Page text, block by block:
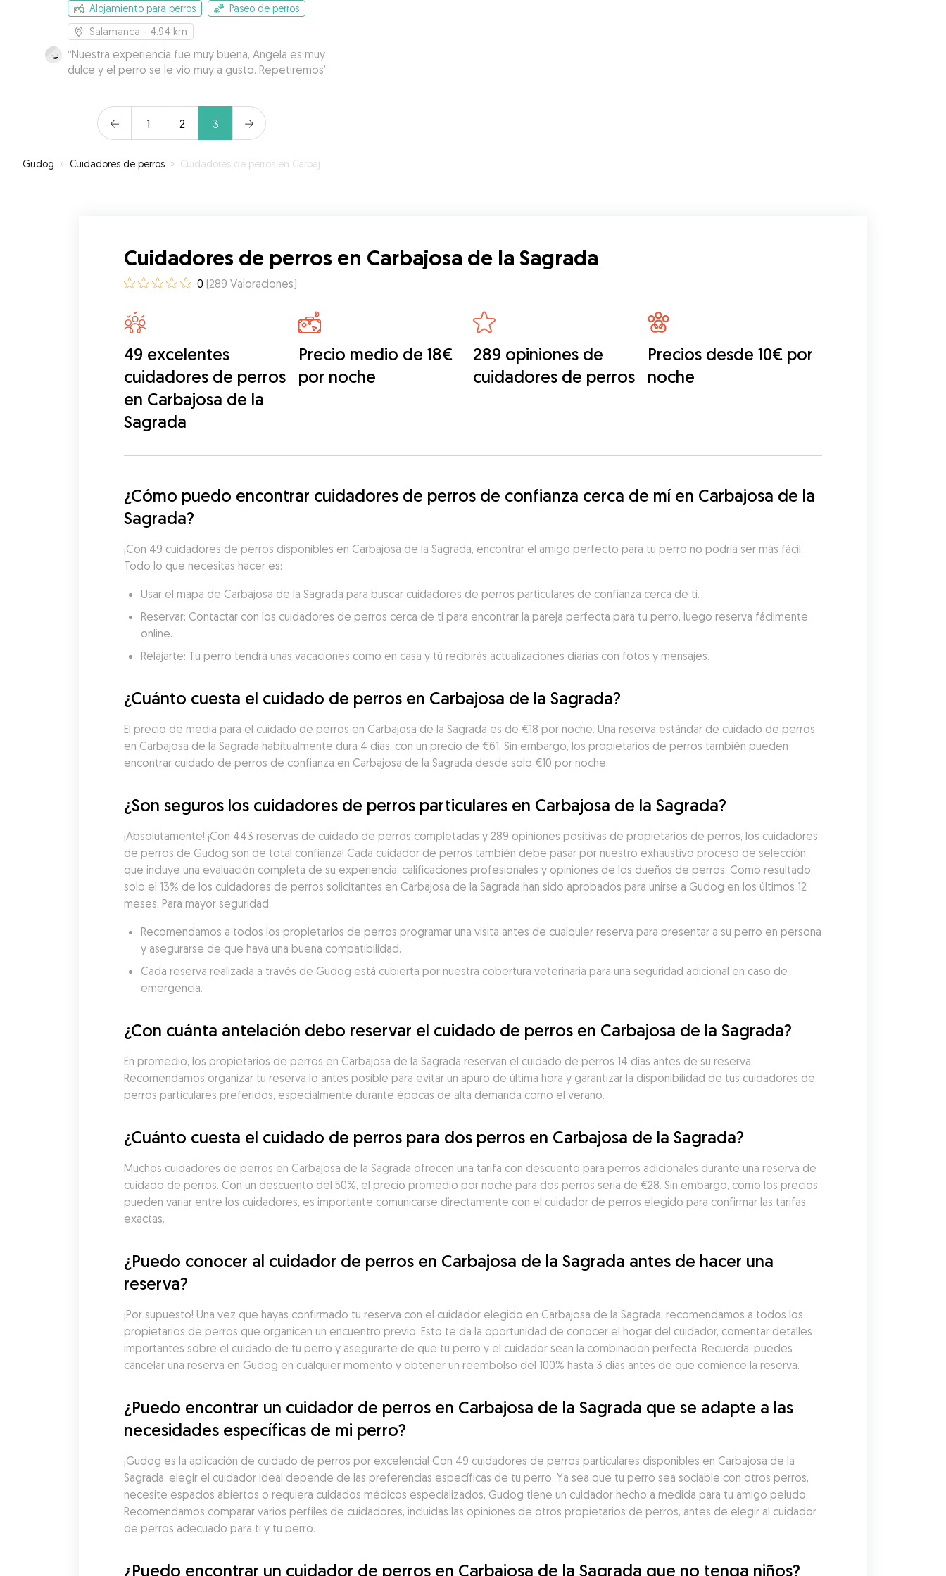
Alojamiento para perros
Paseo de perros
Salamanca - 4.94 km
“Nuestra experiencia fue muy buena, Angela es muy
dulce y el perro se le vio muy a gusto. Repetiremos”
1 2 3
Gudog » Cuidadores de perros » Cuidadores de perros en Carbajosa de la Sagrada
Cuidadores de perros en Carbajosa de la Sagrada
0 (289 Valoraciones)
49 excelentes
cuidadores de perros
en Carbajosa de la
Sagrada
Precio medio de 18€
por noche
289 opiniones de
cuidadores de perros
Precios desde 10€ por
noche
¿Cómo puedo encontrar cuidadores de perros de confianza cerca de mí en Carbajosa de la
Sagrada?
¡Con 49 cuidadores de perros disponibles en Carbajosa de la Sagrada, encontrar el amigo perfecto para tu perro no podría ser más fácil.
Todo lo que necesitas hacer es:
Usar el mapa de Carbajosa de la Sagrada para buscar cuidadores de perros particulares de confianza cerca de ti.
Reservar: Contactar con los cuidadores de perros cerca de ti para encontrar la pareja perfecta para tu perro, luego reserva fácilmente
online.
Relajarte: Tu perro tendrá unas vacaciones como en casa y tú recibirás actualizaciones diarias con fotos y mensajes.
¿Cuánto cuesta el cuidado de perros en Carbajosa de la Sagrada?
El precio de media para el cuidado de perros en Carbajosa de la Sagrada es de €18 por noche. Una reserva estándar de cuidado de perros
en Carbajosa de la Sagrada habitualmente dura 4 días, con un precio de €61. Sin embargo, los propietarios de perros también pueden
encontrar cuidado de perros de confianza en Carbajosa de la Sagrada desde solo €10 por noche.
¿Son seguros los cuidadores de perros particulares en Carbajosa de la Sagrada?
¡Absolutamente! ¡Con 443 reservas de cuidado de perros completadas y 289 opiniones positivas de propietarios de perros, los cuidadores
de perros de Gudog son de total confianza! Cada cuidador de perros también debe pasar por nuestro exhaustivo proceso de selección,
que incluye una evaluación completa de su experiencia, calificaciones profesionales y opiniones de los dueños de perros. Como resultado,
solo el 13% de los cuidadores de perros solicitantes en Carbajosa de la Sagrada han sido aprobados para unirse a Gudog en los últimos 12
meses. Para mayor seguridad:
Recomendamos a todos los propietarios de perros programar una visita antes de cualquier reserva para presentar a su perro en persona
y asegurarse de que haya una buena compatibilidad.
Cada reserva realizada a través de Gudog está cubierta por nuestra cobertura veterinaria para una seguridad adicional en caso de
emergencia.
¿Con cuánta antelación debo reservar el cuidado de perros en Carbajosa de la Sagrada?
En promedio, los propietarios de perros en Carbajosa de la Sagrada reservan el cuidado de perros 14 días antes de su reserva.
Recomendamos organizar tu reserva lo antes posible para evitar un apuro de última hora y garantizar la disponibilidad de tus cuidadores de
perros particulares preferidos, especialmente durante épocas de alta demanda como el verano.
¿Cuánto cuesta el cuidado de perros para dos perros en Carbajosa de la Sagrada?
Muchos cuidadores de perros en Carbajosa de la Sagrada ofrecen una tarifa con descuento para perros adicionales durante una reserva de
cuidado de perros. Con un descuento del 50%, el precio promedio por noche para dos perros sería de €28. Sin embargo, como los precios
pueden variar entre los cuidadores, es importante comunicarse directamente con el cuidador de perros elegido para confirmar las tarifas
exactas.
¿Puedo conocer al cuidador de perros en Carbajosa de la Sagrada antes de hacer una
reserva?
¡Por supuesto! Una vez que hayas confirmado tu reserva con el cuidador elegido en Carbajosa de la Sagrada, recomendamos a todos los
propietarios de perros que organicen un encuentro previo. Esto te da la oportunidad de conocer el hogar del cuidador, comentar detalles
importantes sobre el cuidado de tu perro y asegurarte de que tu perro y el cuidador sean la combinación perfecta. Recuerda, puedes
cancelar una reserva en Gudog en cualquier momento y obtener un reembolso del 100% hasta 3 días antes de que comience la reserva.
¿Puedo encontrar un cuidador de perros en Carbajosa de la Sagrada que se adapte a las
necesidades específicas de mi perro?
¡Gudog es la aplicación de cuidado de perros por excelencia! Con 49 cuidadores de perros particulares disponibles en Carbajosa de la
Sagrada, elegir el cuidador ideal depende de las preferencias específicas de tu perro. Ya sea que tu perro sea sociable con otros perros,
necesite espacios abiertos o requiera cuidados médicos especializados, Gudog tiene un cuidador hecho a medida para tu amigo peludo.
Recomendamos comparar varios perfiles de cuidadores, incluidas las opiniones de otros propietarios de perros, antes de elegir al cuidador
de perros adecuado para ti y tu perro.
¿Puedo encontrar un cuidador de perros en Carbajosa de la Sagrada que no tenga niños?